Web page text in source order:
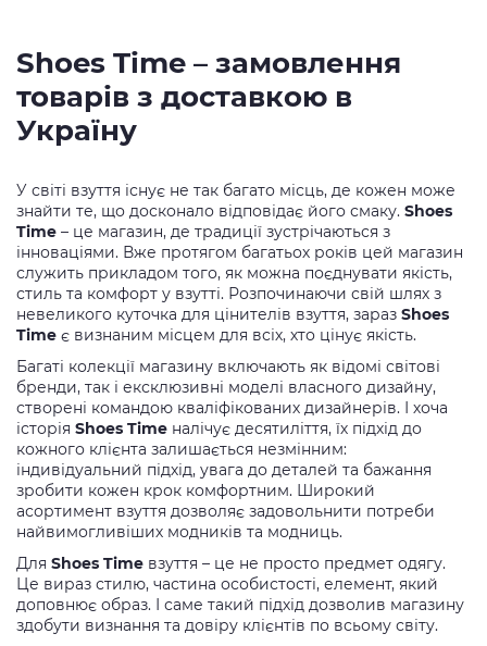
Shoes Time – замовлення
товарів з доставкою в
Україну
У світі взуття існує не так багато місць, де кожен може
знайти те, що досконало відповідає його смаку. Shoes
Time – це магазин, де традиції зустрічаються з
інноваціями. Вже протягом багатьох років цей магазин
служить прикладом того, як можна поєднувати якість,
стиль та комфорт у взутті. Розпочинаючи свій шлях з
невеликого куточка для цінителів взуття, зараз Shoes
Time є визнаним місцем для всіх, хто цінує якість.
Багаті колекції магазину включають як відомі світові
бренди, так і ексклюзивні моделі власного дизайну,
створені командою кваліфікованих дизайнерів. І хоча
історія Shoes Time налічує десятиліття, їх підхід до
кожного клієнта залишається незмінним:
індивідуальний підхід, увага до деталей та бажання
зробити кожен крок комфортним. Широкий
асортимент взуття дозволяє задовольнити потреби
найвимогливіших модників та модниць.
Для Shoes Time взуття – це не просто предмет одягу.
Це вираз стилю, частина особистості, елемент, який
доповнює образ. І саме такий підхід дозволив магазину
здобути визнання та довіру клієнтів по всьому світу.